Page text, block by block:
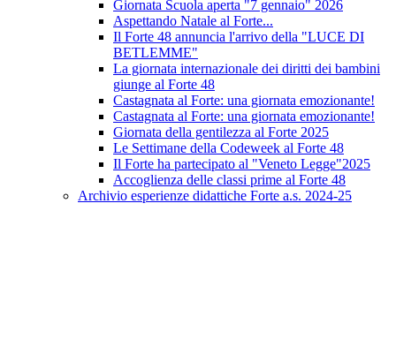
Giornata Scuola aperta "7 gennaio" 2026
Aspettando Natale al Forte...
Il Forte 48 annuncia l'arrivo della "LUCE DI
BETLEMME"
La giornata internazionale dei diritti dei bambini
giunge al Forte 48
Castagnata al Forte: una giornata emozionante!
Castagnata al Forte: una giornata emozionante!
Giornata della gentilezza al Forte 2025
Le Settimane della Codeweek al Forte 48
Il Forte ha partecipato al "Veneto Legge"2025
Accoglienza delle classi prime al Forte 48
Archivio esperienze didattiche Forte a.s. 2024-25